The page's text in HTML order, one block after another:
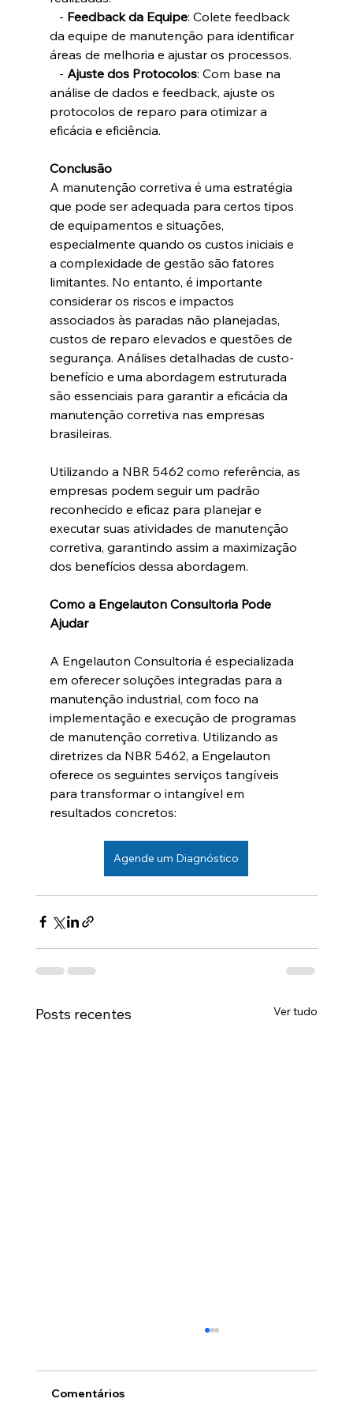
- Feedback da Equipe: Colete feedback
da equipe de manutenção para identificar
áreas de melhoria e ajustar os processos.
- Ajuste dos Protocolos: Com base na
análise de dados e feedback, ajuste os
protocolos de reparo para otimizar a
eficácia e eficiência.
Conclusão
A manutenção corretiva é uma estratégia
que pode ser adequada para certos tipos
de equipamentos e situações,
especialmente quando os custos iniciais e
a complexidade de gestão são fatores
limitantes. No entanto, é importante
considerar os riscos e impactos
associados às paradas não planejadas,
custos de reparo elevados e questões de
segurança. Análises detalhadas de custo-
benefício e uma abordagem estruturada
são essenciais para garantir a eficácia da
manutenção corretiva nas empresas
brasileiras.
Utilizando a NBR 5462 como referência, as
empresas podem seguir um padrão
reconhecido e eficaz para planejar e
executar suas atividades de manutenção
corretiva, garantindo assim a maximização
dos benefícios dessa abordagem.
Como a Engelauton Consultoria Pode
Ajudar
A Engelauton Consultoria é especializada
em oferecer soluções integradas para a
manutenção industrial, com foco na
implementação e execução de programas
de manutenção corretiva. Utilizando as
diretrizes da NBR 5462, a Engelauton
oferece os seguintes serviços tangíveis
para transformar o intangível em
resultados concretos:
Agende um Diagnóstico
Posts recentes Ver tudo
Comentários